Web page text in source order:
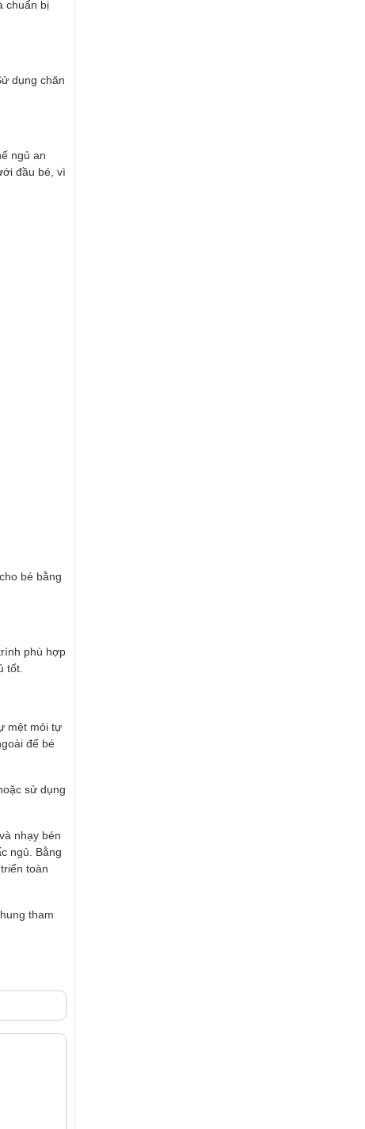
chuẩn bị
dụng chăn
ngủ an
đầu bé, vì
bé bằng
phù hợp
tốt.
mệt mỏi tự
để bé
sử dụng
nhạy bén
ngủ. Bằng
toàn
tham